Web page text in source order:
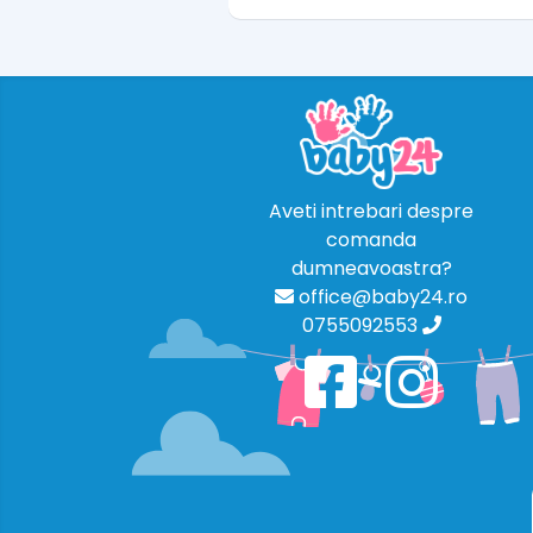
Aveti intrebari despre
comanda
dumneavoastra?
office@baby24.ro
0755092553